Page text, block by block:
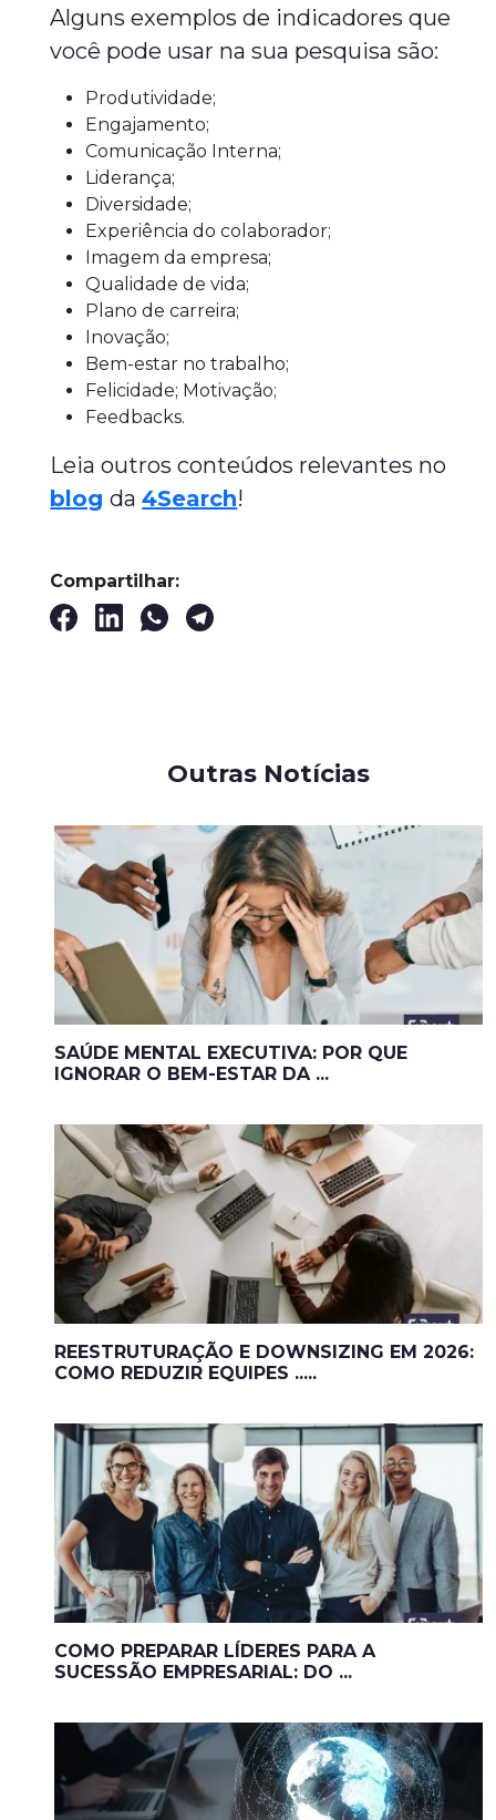
Alguns exemplos de indicadores que
você pode usar na sua pesquisa são:
Produtividade;
Engajamento;
Comunicação Interna;
Liderança;
Diversidade;
Experiência do colaborador;
Imagem da empresa;
Qualidade de vida;
Plano de carreira;
Inovação;
Bem-estar no trabalho;
Felicidade; Motivação;
Feedbacks.
Leia outros conteúdos relevantes no
blog da4Search!
Compartilhar:
Outras Notícias
SAÚDE MENTAL EXECUTIVA: POR QUE
IGNORAR O BEM-ESTAR DA ...
REESTRUTURAÇÃO E DOWNSIZING EM 2026:
COMO REDUZIR EQUIPES .....
COMO PREPARAR LÍDERES PARA A
SUCESSÃO EMPRESARIAL: DO ...